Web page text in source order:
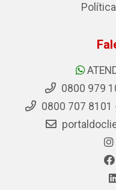
0800 979
0800 707 8101